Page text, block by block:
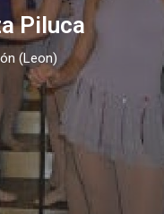
Piluca
(Leon)